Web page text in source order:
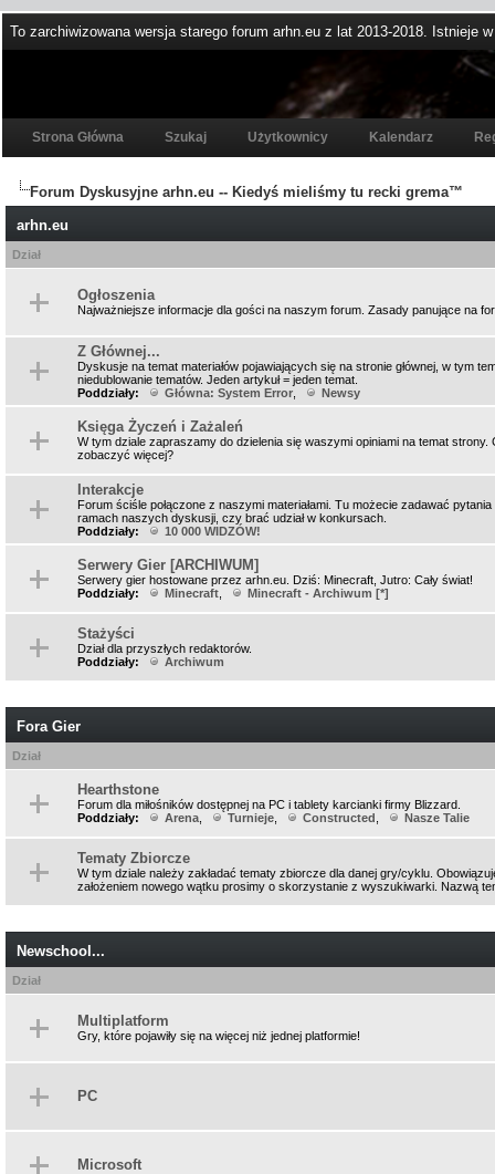
To zarchiwizowana wersja starego forum arhn.eu z lat 2013-2018. Istnieje
Strona Główna Szukaj Użytkownicy Kalendarz
Forum Dyskusyjne arhn.eu -- Kiedyś mieliśmy tu recki grema™
arhn.eu
Dział
Ogłoszenia
Najważniejsze informacje dla gości na naszym forum. Zasady panujące na
Z Głównej...
Dyskusje na temat materiałów pojawiających się na stronie głównej, w tym
niedublowanie tematów. Jeden artykuł = jeden temat.
Poddziały:
Główna: System Error Newsy
Księga Życzeń i Zażaleń
W tym dziale zapraszamy do dzielenia się waszymi opiniami na temat
zobaczyć więcej?
Interakcje
Forum ściśle połączone z naszymi materiałami. Tu możecie zadawać
ramach naszych dyskusji, czy brać udział w konkursach.
Poddziały:
10 000 WIDZÓW!
Serwery Gier [ARCHIWUM]
Serwery gier hostowane przez arhn.eu. Dziś: Minecraft, Jutro: Cały świat!
Poddziały:
Minecraft Minecraft - Archiwum [*]
Stażyści
Dział dla przyszłych redaktorów.
Poddziały:
Archiwum
Fora Gier
Dział
Hearthstone
Forum dla miłośników dostępnej na PC i tablety karcianki firmy Blizzard.
Poddziały:
Arena Turnieje Constructed Nasze Talie
Tematy Zbiorcze
W tym dziale należy zakładać tematy zbiorcze dla danej gry/cyklu.
założeniem nowego wątku prosimy o skorzystanie z wyszukiwarki. Nazwą
Newschool...
Dział
Multiplatform
Gry, które pojawiły się na więcej niż jednej platformie!
PC
Microsoft